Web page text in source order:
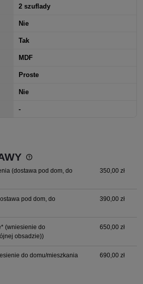
2 szuflady
Nie
Tak
MDF
Proste
Nie
-
kosztów płatności
(dostawa pod dom, do
350,00 zł
pod dom, do
390,00 zł
(wniesienie do
obsadzie))
650,00 zł
do domu/mieszkania
690,00 zł